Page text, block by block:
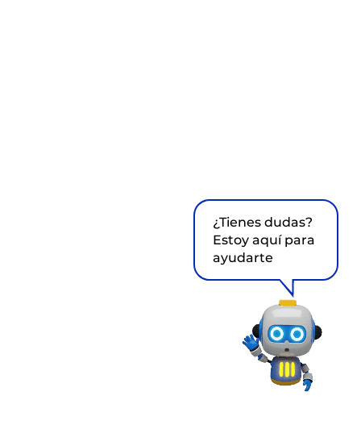
¿Tienes dudas?
Estoy aquí para
ayudarte